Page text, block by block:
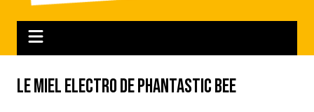
Le miel electro de PHantastic Bee